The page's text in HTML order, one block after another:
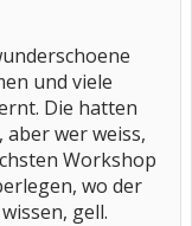
und viele
Die hatten
, aber wer weiss,
Workshop
wo der
gell.